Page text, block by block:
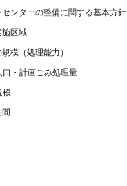
ンターの整備に関する基本方針
区域
模（処理能力）
・計画ごみ処理量
模